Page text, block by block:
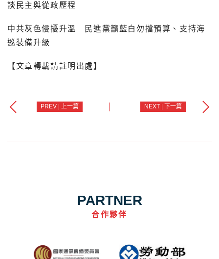
談民主與從政歷程
中共灰色侵擾升溫 民進黨籲藍白勿擋預算、支持海
巡裝備升級
【文章轉載請註明出處】
PREV | 上一篇 NEXT | 下一篇
PARTNER
合作夥伴